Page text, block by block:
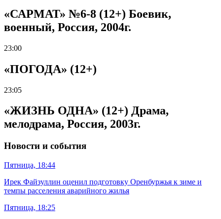
«САРМАТ» №6-8 (12+) Боевик,
военный, Россия, 2004г.
23:00
«ПОГОДА» (12+)
23:05
«ЖИЗНЬ ОДНА» (12+) Драма,
мелодрама, Россия, 2003г.
Новости и события
Пятница, 18:44
Ирек Файзуллин оценил подготовку Оренбуржья к зиме и
темпы расселения аварийного жилья
Пятница, 18:25